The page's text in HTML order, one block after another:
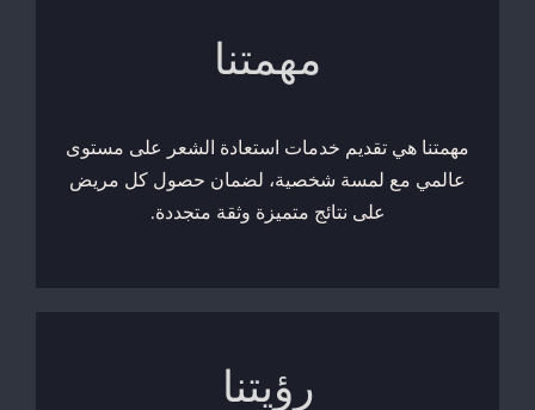
مهمتنا
مهمتنا هي تقديم خدمات استعادة الشعر على مستوى
عالمي مع لمسة شخصية، لضمان حصول كل مريض
على نتائج متميزة وثقة متجددة.
رؤيتنا